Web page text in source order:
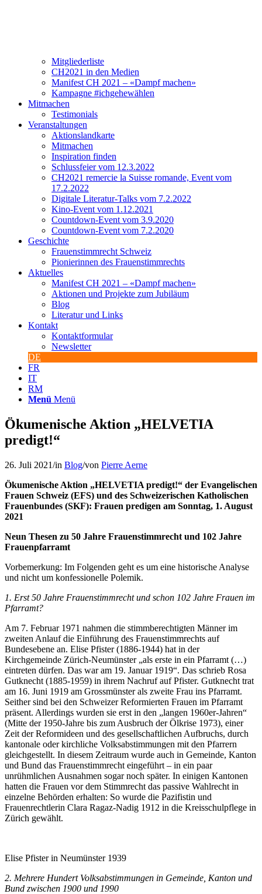
Mitgliederliste
CH2021 in den Medien
Manifest CH 2021 – «Dampf machen»
Kampagne #ichgehewählen
Mitmachen
Testimonials
Veranstaltungen
Aktionslandkarte
Mitmachen
Inspiration finden
Schlussfeier vom 12.3.2022
CH2021 remercie la Suisse romande, Event vom
17.2.2022
Digitale Literatur-Talks vom 7.2.2022
Kino-Event vom 1.12.2021
Countdown-Event vom 3.9.2020
Countdown-Event vom 7.2.2020
Geschichte
Frauenstimmrecht Schweiz
Pionierinnen des Frauenstimmrechts
Aktuelles
Manifest CH 2021 – «Dampf machen»
Aktionen und Projekte zum Jubiläum
Blog
Literatur und Links
Kontakt
Kontaktformular
Newsletter
DE
FR
IT
RM
Menü Menü
Ökumenische Aktion „HELVETIA
predigt!“
26. Juli 2021/in Blog/von Pierre Aerne
Ökumenische Aktion „HELVETIA predigt!“ der Evangelischen
Frauen Schweiz (EFS) und des Schweizerischen Katholischen
Frauenbundes (SKF): Frauen predigen am Sonntag, 1. August
2021
Neun Thesen zu 50 Jahre Frauenstimmrecht und 102 Jahre
Frauenpfarramt
Vorbemerkung: Im Folgenden geht es um eine historische Analyse
und nicht um konfessionelle Polemik.
1. Erst 50 Jahre Frauenstimmrecht und schon 102 Jahre Frauen im
Pfarramt?
Am 7. Februar 1971 nahmen die stimmberechtigten Männer im
zweiten Anlauf die Einführung des Frauenstimmrechts auf
Bundesebene an. Elise Pfister (1886-1944) hat in der
Kirchgemeinde Zürich-Neumünster „als erste in ein Pfarramt (…)
eintreten dürfen. Das war am 19. Januar 1919“. Das schrieb Rosa
Gutknecht (1885-1959) in ihrem Nachruf auf Pfister. Gutknecht trat
am 16. Juni 1919 am Grossmünster als zweite Frau ins Pfarramt.
Seither sind bei den Schweizer Reformierten Frauen im Pfarramt
präsent. Allerdings wurden sie erst in den „langen 1960er-Jahren“
(Mitte der 1950-Jahre bis zum Ausbruch der Ölkrise 1973), einer
Zeit der Reformideen und des gesellschaftlichen Aufbruchs, durch
kantonale oder kirchliche Volksabstimmungen mit den Pfarrern
gleichgestellt. In diesem Zeitraum wurde auch in Gemeinde, Kanton
und Bund das Frauenstimmrecht eingeführt – in ein paar
unrühmlichen Ausnahmen sogar noch später. In einigen Kantonen
hatten die Frauen vor dem Stimmrecht das passive Wahlrecht in
einzelne Behörden erhalten: So wurde die Pazifistin und
Frauenrechtlerin Clara Ragaz-Nadig 1912 in die Kreisschulpflege in
Zürich gewählt.
Elise Pfister in Neumünster 1939
2. Mehrere Hundert Volksabstimmungen in Gemeinde, Kanton und
Bund zwischen 1900 und 1990